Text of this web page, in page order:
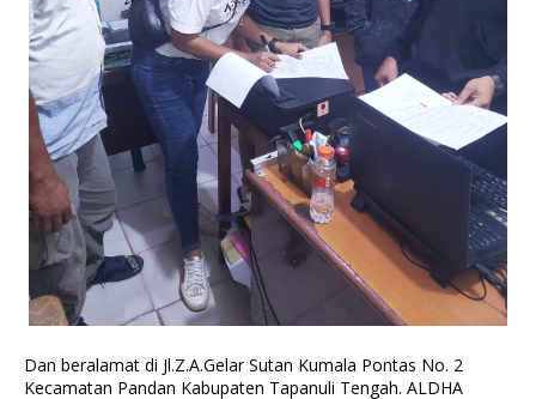
Dan beralamat di Jl.Z.A.Gelar Sutan Kumala Pontas No. 2
Kecamatan Pandan Kabupaten Tapanuli Tengah. ALDHA